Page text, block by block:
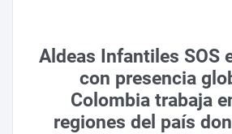
Aldeas Infantiles SOS
con presencia
Colombia trabaja
regiones del país